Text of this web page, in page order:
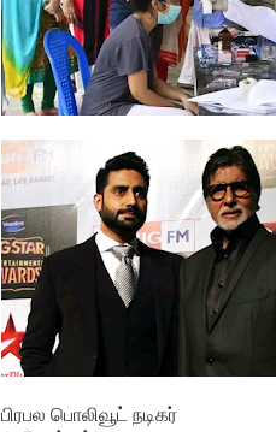
தமிழகத்தில் ஒரேநாளில்
நான்காயிரம் ப...
பிரபல பொலிவூட் நடிகர்